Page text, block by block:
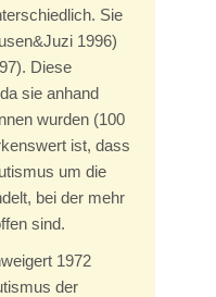
Sie
1996)
Diese
sie anhand
wurden (100
ist, dass
um die
bei der mehr
sind.
1972
der